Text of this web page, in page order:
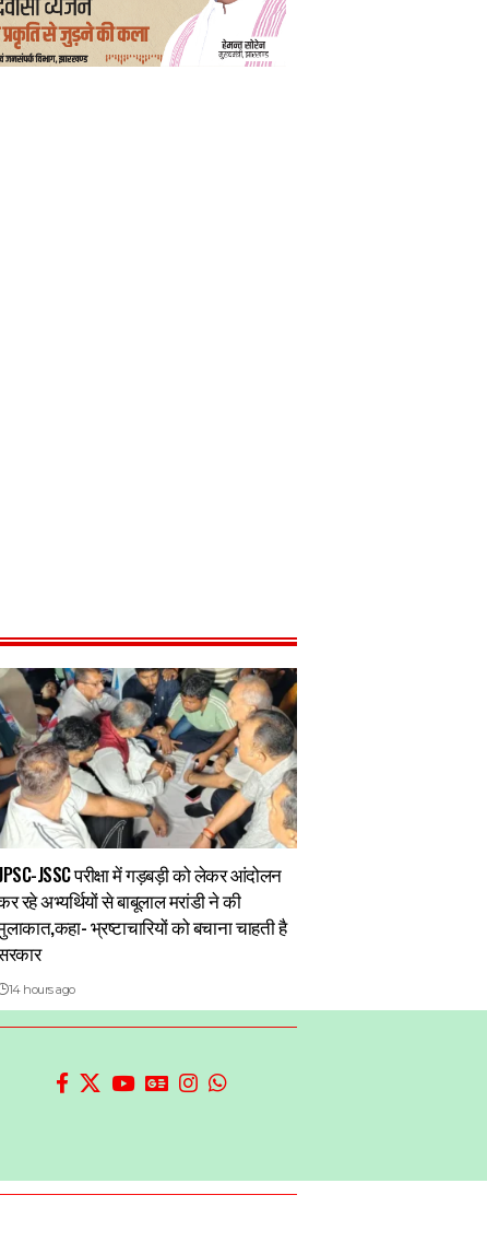
JSSC परीक्षा में गड़बड़ी को लेकर आंदोलन
रहे अभ्यर्थियों से बाबूलाल मरांडी ने की
भ्रष्टाचारियों को बचाना चाहती है
14 hours ago